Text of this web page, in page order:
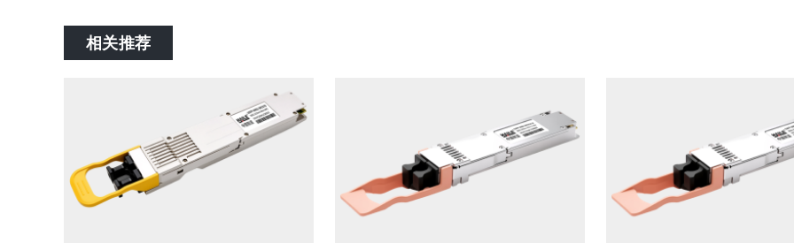
相关推荐